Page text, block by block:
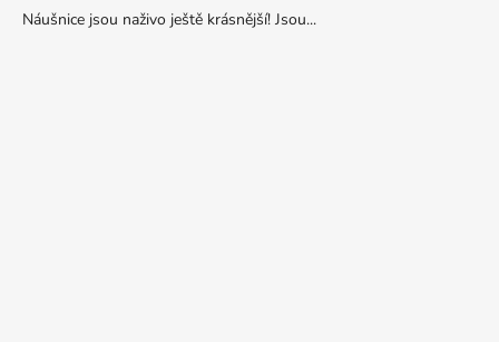
Náušnice jsou naživo ještě krásnější! Jsou...